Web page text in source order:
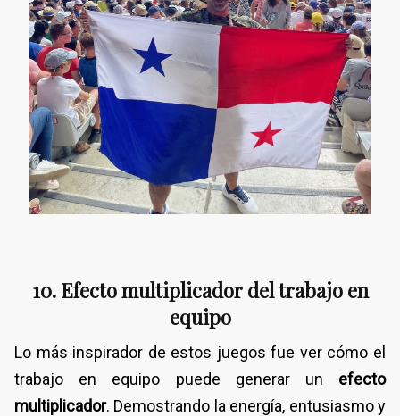
10. Efecto multiplicador del trabajo en
equipo
Lo más inspirador de estos juegos fue ver cómo el
trabajo en equipo puede generar un efecto
multiplicador. Demostrando la energía, entusiasmo y